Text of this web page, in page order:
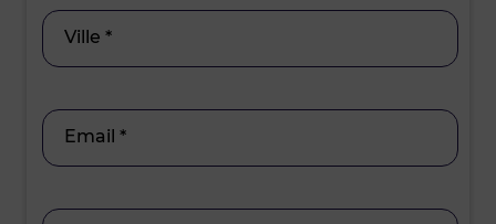
Ville *
Email *